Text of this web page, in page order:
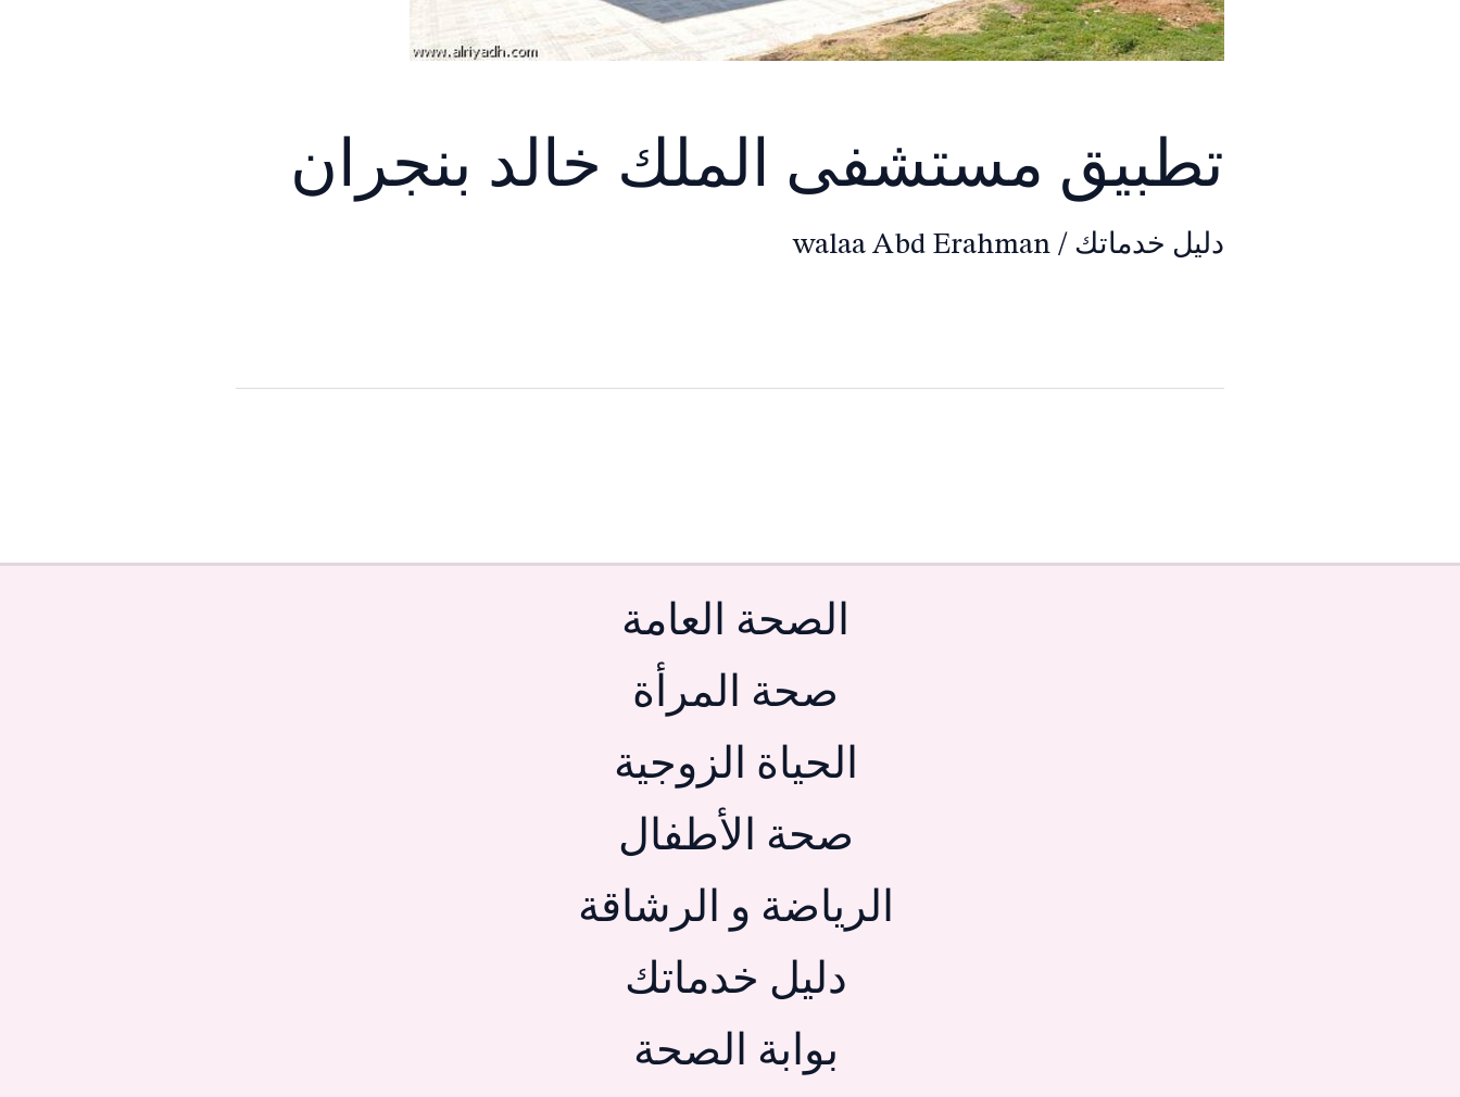
تطبيق مستشفى الملك خالد بنجران
دليل خدماتك /
walaa Abd Erahman
الصحة العامة
صحة المرأة
الحياة الزوجية
صحة الأطفال
الرياضة و الرشاقة
دليل خدماتك
بوابة الصحة